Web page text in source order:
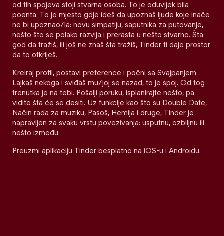
od tih spojeva stoji stvarna osoba. To je oduvijek bila
poenta. To je mjesto gdje ideš da upoznaš ljude koje inače
ne bi upoznao/la: novu simpatiju, saputnika za putovanje,
nešto što se polako razvija i prerasta u nešto stvarno. Šta
god da tražiš, ili još ne znaš šta tražiš, Tinder ti daje prostor
da to otkriješ.
Kreiraj profil, postavi preference i počni sa Svajpanjem.
Lajkaš nekoga i sviđaš mu/joj se nazad, to je spoj. Od tog
trenutka je na tebi. Pošalji poruku, isplanirajte nešto, pa
vidite šta će se desiti. Uz funkcije kao što su Double Date,
Način rada za muziku, Pasoš, Hemija i druge, Tinder je
napravljen za svaku vrstu povezivanja: usputnu, ozbiljnu ili
nešto između.
Preuzmi aplikaciju Tinder besplatno na iOS-u i Androidu.